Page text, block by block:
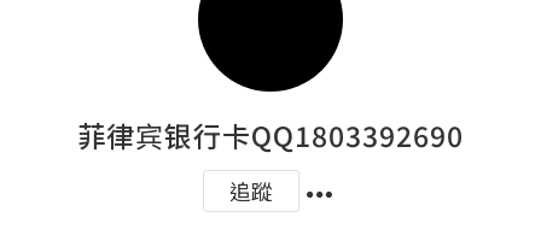
菲律宾银行卡QQ1803392690
追蹤